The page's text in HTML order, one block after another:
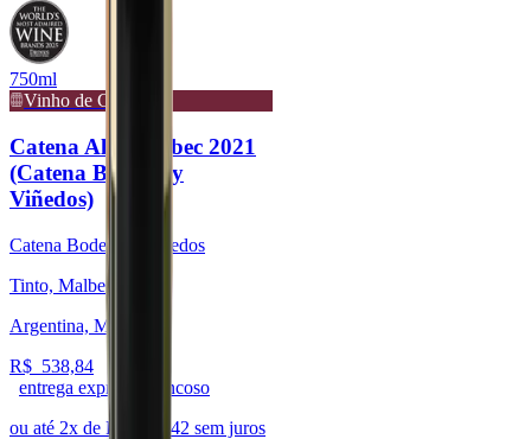
750ml
Vinho de Guarda
Catena Alta Malbec 2021
(Catena Bodega y
Viñedos)
Catena Bodega y Viñedos
Tinto, Malbec
Argentina, Mendoza
R$ 538,84
entrega expressa trancoso
ou até 2x de R$ 269,42 sem juros